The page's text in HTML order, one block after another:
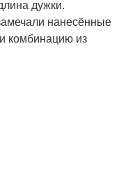
дужки.
нанесённые
комбинацию из